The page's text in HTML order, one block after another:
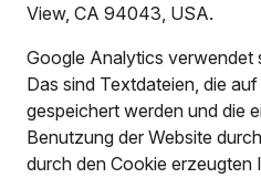
View, CA 94043, USA.
Google Analytics verwendet
Das sind Textdateien, die
gespeichert werden und die
Benutzung der Website
durch den Cookie erzeugten